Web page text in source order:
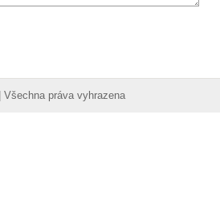
| Všechna práva vyhrazena